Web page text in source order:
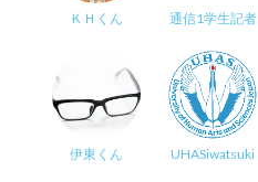
ＫＨくん 通信1学生記者
伊東くん UHASiwatsuki